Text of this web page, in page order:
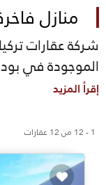
منازل
شركة عقارات
الموجودة في
توركبوكو،
عدة مميزات مثل
العالية في
ومرافق شاملة
إقرأ المزيد
1 - 12 من 12 عقارات